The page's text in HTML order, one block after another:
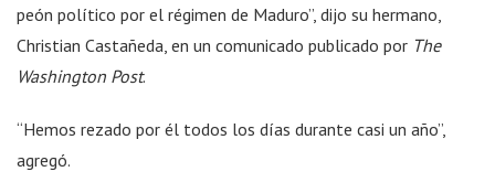
peón político por el régimen de Maduro”, dijo su hermano,
Christian Castañeda, en un comunicado publicado por The
Washington Post.
“Hemos rezado por él todos los días durante casi un año”,
agregó.